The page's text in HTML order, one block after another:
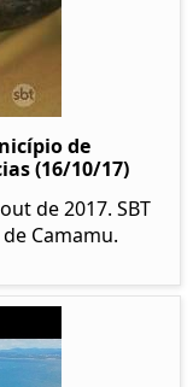
de
(16/10/17)
de 2017. SBT
Camamu.